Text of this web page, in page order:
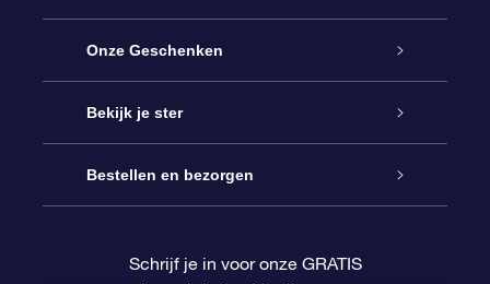
Service
Contact
Blog
Onze Geschenken
Online Star Gift
OSR Cadeaupakket
Bekijk je ster
Sterrenregister
Bestellen en bezorgen
Schrijf je in voor onze GRATIS